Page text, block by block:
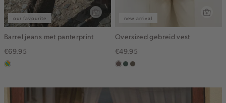
our favourite
Barrel jeans met panterprint
€69.95
meerkleurig
new arrival
Oversized gebreid vest
€49.95
taupe
groen,
bruin